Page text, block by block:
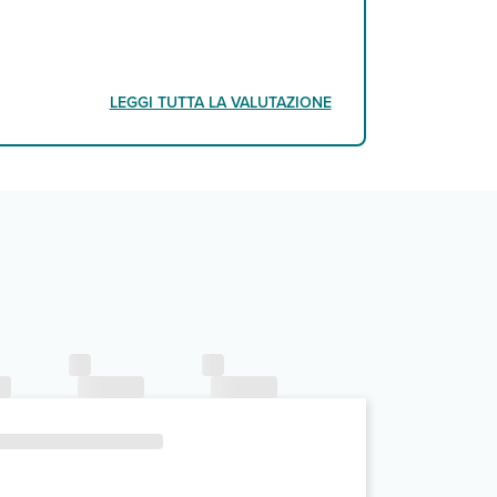
LEGGI TUTTA LA VALUTAZIONE